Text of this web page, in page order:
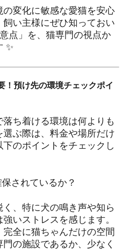
の変化に敏感な愛猫を安心
飼い主様にぜひ知っておい
点」を、猫専門の視点か
✨
預け先の環境チェックポイ
ち着ける環境は何よりも
ぶ際は、料金や場所だけ
のポイントをチェックし
されているか？
、特に犬の鳴き声や知ら
いストレスを感じます。
全に猫ちゃんだけの空間
の施設であるか、少なく